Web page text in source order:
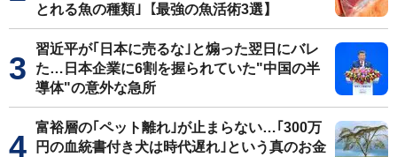
とれる魚の種類｣【最強の魚活術3選】
習近平が｢日本に売るな｣と煽った翌日にバレ
た…日本企業に6割を握られていた"中国の半
導体"の意外な急所
富裕層の｢ペット離れ｣が止まらない…｢300万
円の血統書付き犬は時代遅れ｣という真のお金